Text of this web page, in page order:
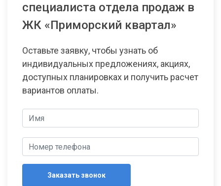
специалиста отдела продаж в
ЖК «Приморский квартал»
Оставьте заявку, чтобы узнать об
индивидуальных предложениях, акциях,
доступных планировках и получить расчет
вариантов оплаты.
Заказать звонок